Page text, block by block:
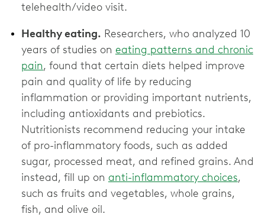
telehealth/video visit.
Healthy eating. Researchers, who analyzed 10
years of studies on eating patterns and chronic
pain, found that certain diets helped improve
pain and quality of life by reducing
inflammation or providing important nutrients,
including antioxidants and prebiotics.
Nutritionists recommend reducing your intake
of pro-inflammatory foods, such as added
sugar, processed meat, and refined grains. And
instead, fill up on anti-inflammatory choices,
such as fruits and vegetables, whole grains,
fish, and olive oil.